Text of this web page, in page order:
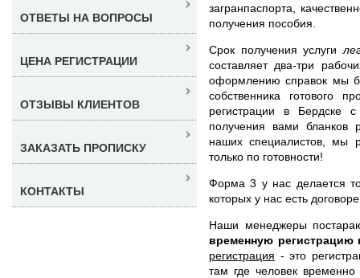
загранпаспорта,
получения пособия.
Срок получения услуги
составляет два-три
оформлению справок мы
собственника готового
регистрации в Бердске
получения вами бланков
наших специалистов, мы
только по готовности!
Форма 3 у нас делается
которых у нас есть
Наши менеджеры
временную регистрацию
регистрация - это
там где человек
ОТВЕТЫ НА ВОПРОСЫ
ЦЕНА РЕГИСТРАЦИИ
ОТЗЫВЫ КЛИЕНТОВ
ЗАКАЗАТЬ ПРОПИСКУ
КОНТАКТЫ